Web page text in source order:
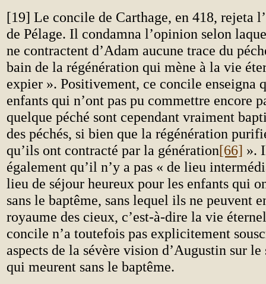
[19] Le concile de Carthage, en 418, rejeta
de Pélage. Il condamna l’opinion selon
ne contractent d’Adam aucune trace du
bain de la régénération qui mène à la vie
expier ». Positivement, ce concile enseigna
enfants qui n’ont pas pu commettre encore
quelque péché sont cependant vraiment
des péchés, si bien que la régénération
qu’ils ont contracté par la génération[66] ».
également qu’il n’y a pas « de lieu
lieu de séjour heureux pour les enfants qui
sans le baptême, sans lequel ils ne peuvent
royaume des cieux, c’est-à-dire la vie
concile n’a toutefois pas explicitement
aspects de la sévère vision d’Augustin sur le
qui meurent sans le baptême.